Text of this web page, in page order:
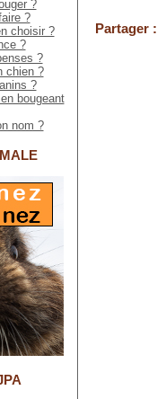
?
?
choisir ?
?
?
chien ?
?
bougeant
nom ?
Partager :